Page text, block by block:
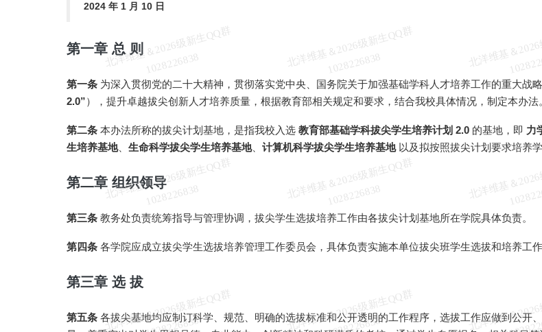
2024 年 1 月 10 日
第一章 总 则
第一条 为深入贯彻党的二十大精神，贯彻落实党中央、国务院关于加强基础学科人才培养工作的重大战
2.0”），提升卓越拔尖创新人才培养质量，根据教育部相关规定和要求，结合我校具体情况，制定本办法
第二条 本办法所称的拔尖计划基地，是指我校入选 教育部基础学科拔尖学生培养计划 2.0 的基地，即 力
生培养基地、 生命科学拔尖学生培养基地、 计算机科学拔尖学生培养基地以及拟按照拔尖计划要求培养
第二章 组织领导
第三条 教务处负责统筹指导与管理协调，拔尖学生选拔培养工作由各拔尖计划基地所在学院具体负责。
第四条 各学院应成立拔尖学生选拔培养管理工作委员会，具体负责实施本单位拔尖班学生选拔和培养工作
第三章 选 拔
第五条 各拔尖基地均应制订科学、规范、明确的选拔标准和公开透明的工作程序，选拔工作应做到公
北
洋
维
基
＆
2
0
2
6
级
新
生
Q
Q
群
1
0
2
8
2
2
6
8
3
8 北
洋
维
基
＆
2
0
2
6
级
新
生
Q
Q
群
1
0
2
8
2
2
6
8
3
8
北
洋
维
基
＆
2
0
2
6
级
新
生
Q
Q
群
1
0
2
8
2
2
6
8
3
8 北
洋
维
基
＆
2
0
2
6
级
新
生
Q
Q
群
1
0
2
8
2
2
6
8
3
8
北
洋
维
基
＆
2
0
2
6
级
新
生
Q
Q
群
1
0
2
8
2
2
6
8
3
8 北
洋
维
基
＆
2
0
2
6
级
新
生
Q
Q
群
1
0
2
8
2
2
6
8
3
8